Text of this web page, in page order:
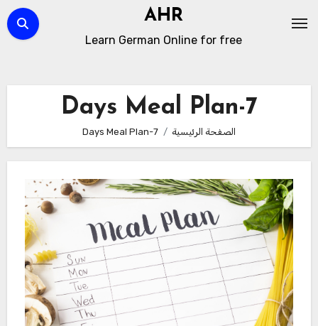
المحتوى
AHR
Learn German Online for free
7-Days Meal Plan
الصفحة الرئيسية 7-Days Meal Plan